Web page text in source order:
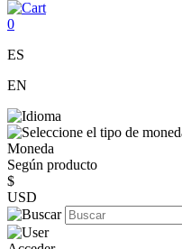
0
ES
EN
Moneda
Según producto
$
USD